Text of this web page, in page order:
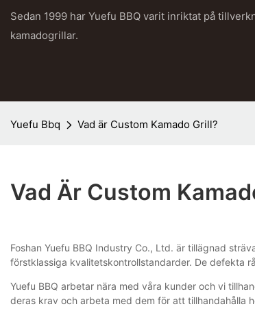
Sedan 1999 har Yuefu BBQ varit inriktat på
kamadogrillar.
Yuefu Bbq Vad är Custom Kamado Grill?
Vad Är Custom
Foshan Yuefu BBQ Industry Co., Ltd. är tillägnad
förstklassiga kvalitetskontrollstandarder. De defekta
Yuefu BBQ arbetar nära med våra kunder och vi
deras krav och arbeta med dem för att tillhandahålla